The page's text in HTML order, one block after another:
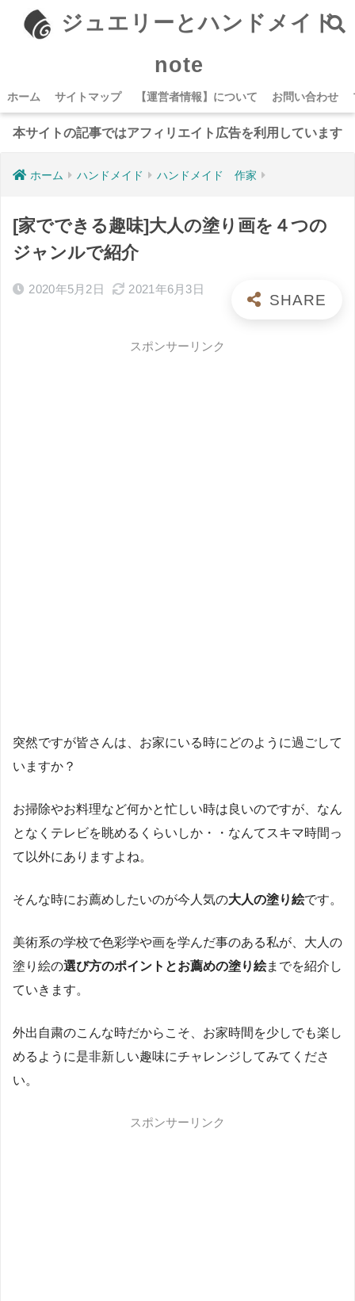
ジュエリーとハンドメイド
note
ホーム サイトマップ 【運営者情報】について お問い合わせ
本サイトの記事ではアフィリエイト広告を利用しています
ホーム ハンドメイド ハンドメイド 作家
[家でできる趣味]大人の塗り画を４つの
ジャンルで紹介
2020年5月2日 2021年6月3日
スポンサーリンク
突然ですが皆さんは、お家にいる時にどのように過ごして
いますか？
お掃除やお料理など何かと忙しい時は良いのですが、なん
となくテレビを眺めるくらいしか・・なんてスキマ時間っ
て以外にありますよね。
そんな時にお薦めしたいのが今人気の大人の塗り絵です。
美術系の学校で色彩学や画を学んだ事のある私が、大人の
塗り絵の選び方のポイントとお薦めの塗り絵までを紹介し
ていきます。
外出自粛のこんな時だからこそ、お家時間を少しでも楽し
めるように是非新しい趣味にチャレンジしてみてくださ
い。
スポンサーリンク